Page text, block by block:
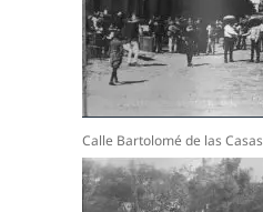
Calle Bartolomé de las Casas